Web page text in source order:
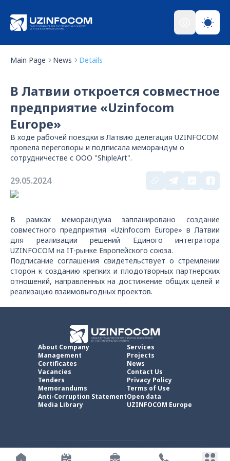
Main Page News Details
В Латвии откроется совместное
предприятие «Uzinfocom
Europe»
В ходе рабочей поездки в Латвию делегация UZINFOCOM
провела переговоры и подписала меморандум о
сотрудничестве с ООО "ShipleArt".
29.05.2024
В рамках меморандума запланировано создание
совместного предприятия «Uzinfocom Europe» в Латвии
для реализации решений Единого интегратора
UZINFOCOM на IT-рынке Европейского союза.
Подписание соглашения свидетельствует о стремлении
сторон к созданию крепких и плодотворных партнерских
отношений, направленных на достижение общих целей и
реализацию взаимовыгодных проектов.
About Company
Management
Certificates
Vacancies
Tenders
Memorandums
Anti-Corruption Statement
Media Library
Services
Projects
News
Contact Us
Privacy Policy
Terms of Use
Open data
UZINFOCOM Europe
UZINFOCOM © 2002 -2026 All rights reserved